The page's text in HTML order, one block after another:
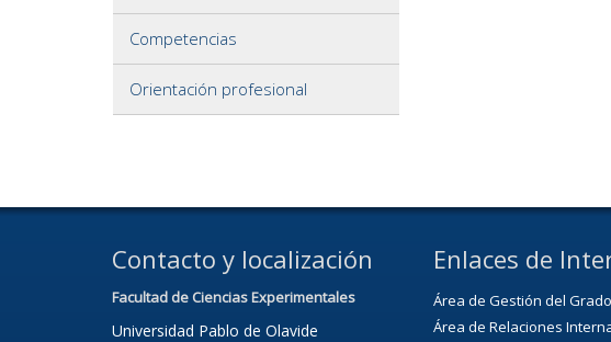
Competencias
Orientación profesional
Contacto y localización
Facultad de Ciencias Experimentales
Universidad Pablo de Olavide
Enlaces de
Área de Gestión del Grado
Área de Relaciones